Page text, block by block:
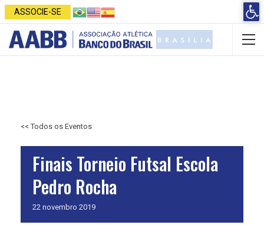
ASSOCIE-SE
<< Todos os Eventos
Finais Torneio Futsal Escola
Pedro Rocha
22 novembro 2019